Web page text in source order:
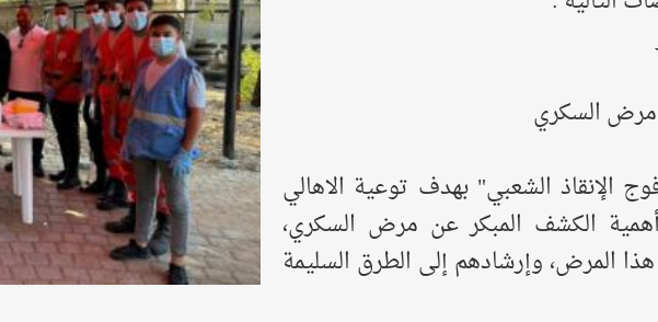
السكري
الإنقاذ الشعبي" بهدف توعية الاهالي
الكشف المبكر عن مرض السكري،
المرض، وإرشادهم إلى الطرق السليمة